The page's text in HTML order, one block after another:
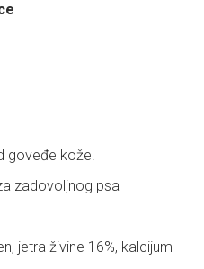
goveđe kože.
zadovoljnog psa
jetra živine 16%, kalcijum